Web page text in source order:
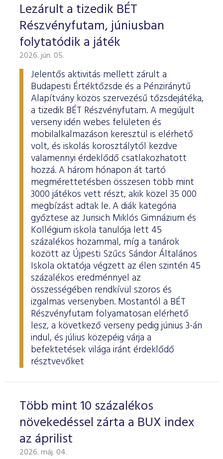
Lezárult a tizedik BÉT
Részvényfutam, júniusban
folytatódik a játék
2026. jún. 05.
Jelentős aktivitás mellett zárult a
Budapesti Értéktőzsde és a Pénziránytű
Alapítvány közös szervezésű tőzsdejátéka,
a tizedik BÉT Részvényfutam. A megújult
verseny idén webes felületen és
mobilalkalmazáson keresztül is elérhető
volt, és iskolás korosztálytól kezdve
valamennyi érdeklődő csatlakozhatott
hozzá. A három hónapon át tartó
megmérettetésben összesen több mint
3000 játékos vett részt, akik közel 35 000
megbízást adtak le. A diák kategória
győztese az Jurisich Miklós Gimnázium és
Kollégium iskola tanulója lett 45
százalékos hozammal, míg a tanárok
között az Újpesti Szűcs Sándor Általános
Iskola oktatója végzett az élen szintén 45
százalékos eredménnyel az
összességében rendkívül szoros és
izgalmas versenyben. Mostantól a BÉT
Részvényfutam folyamatosan elérhető
lesz, a következő verseny pedig június 3-án
indul, és július közepéig várja a
befektetések világa iránt érdeklődő
résztvevőket
Több mint 10 százalékos
növekedéssel zárta a BUX index
az áprilist
2026. máj. 04.